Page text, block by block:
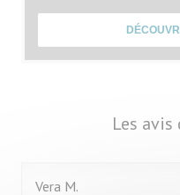
Les
Vera M